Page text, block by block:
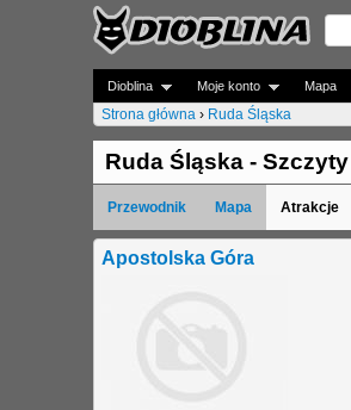
Dioblina Moje konto Mapa
J
e
s
t
Strona główna › Ruda Śląska
Ruda Śląska - Szczyty
Przewodnik Mapa Atrakcje
Apostolska Góra